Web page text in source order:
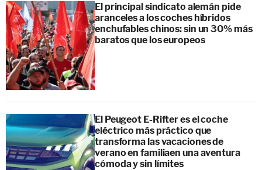
El principal sindicato alemán pide
aranceles a los coches híbridos
enchufables chinos: sin un 30% más
baratos que los europeos
El Peugeot E-Rifter es el coche
eléctrico más práctico que
transforma las vacaciones de
verano en familiaen una aventura
cómoda y sin límites